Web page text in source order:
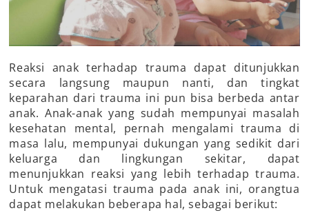
Reaksi anak terhadap trauma dapat ditunjukkan
secara langsung maupun nanti, dan tingkat
keparahan dari trauma ini pun bisa berbeda antar
anak. Anak-anak yang sudah mempunyai masalah
kesehatan mental, pernah mengalami trauma di
masa lalu, mempunyai dukungan yang sedikit dari
keluarga dan lingkungan sekitar, dapat
menunjukkan reaksi yang lebih terhadap trauma.
Untuk mengatasi trauma pada anak ini, orangtua
dapat melakukan beberapa hal, sebagai berikut: